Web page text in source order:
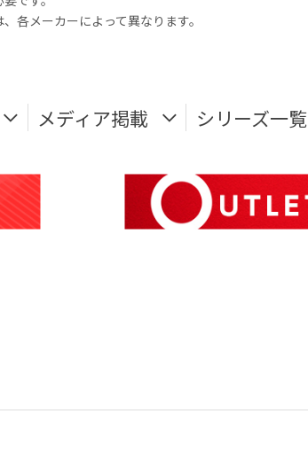
各メーカーによって異なります。
メディア掲載 シリーズ一覧